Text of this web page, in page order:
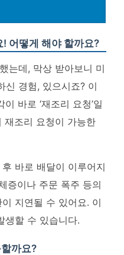
어떻게 해야 할까요?
는데, 막상 받아보니 미
신 경험, 있으시죠? 이
바로 ‘재조리 요청’일
재조리 요청이 가능한
바로 배달이 이루어지
증이나 주문 폭주 등의
지연될 수 있어요. 이
생할 수 있습니다.
까요?